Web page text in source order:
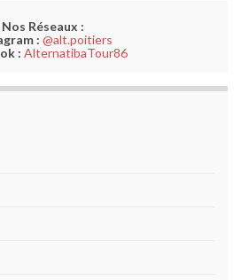
Nos Réseaux :
: @alt.poitiers
: AlternatibaTour86